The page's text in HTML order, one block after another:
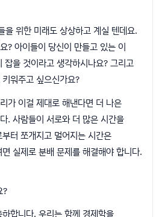
을 위한 미래도 상상하고 계실 텐데요.
? 아이들이 당신이 만들고 있는 이
잡을 것이라고 생각하시나요? 그리고
워주고 싶으신가요?
가 이걸 제대로 해낸다면 더 나은
. 사람들이 서로와 더 많은 시간을
터 쪼개지고 멀어지는 시간은
실제로 분배 문제를 해결해야 합니다.
?
합니다. 우리는 함께 경제학을